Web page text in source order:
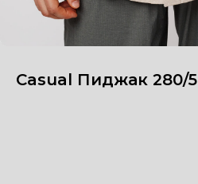
Casual Пиджак 280/5